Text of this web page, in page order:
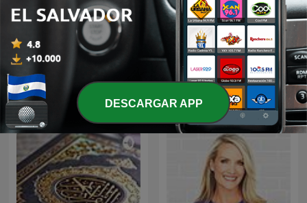
La Respuesta Imprevista Español
Más podcasts internacionales de Arte
DESCARGAR APP